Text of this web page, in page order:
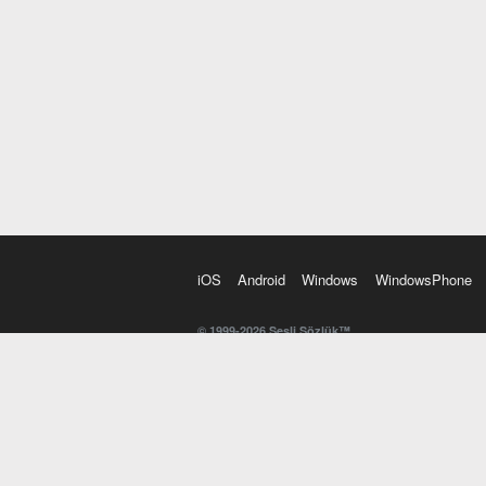
iOS Android Windows WindowsPhone
© 1999-2026 Sesli Sözlük™